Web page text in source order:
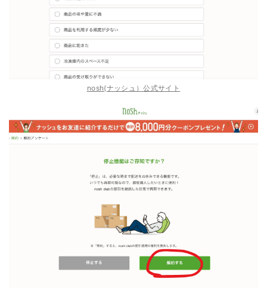
nosh(ナッシュ）公式サイト